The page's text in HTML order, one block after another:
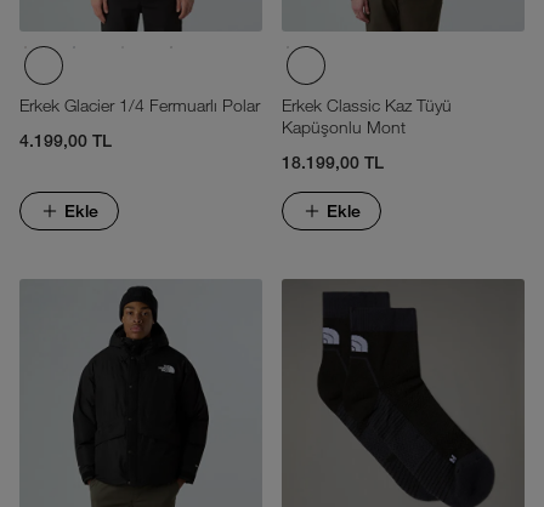
Erkek Glacier 1/4 Fermuarlı Polar
4.199,00 TL
Ekle
Erkek Classic Kaz Tüyü
Kapüşonlu Mont
18.199,00 TL
Ekle